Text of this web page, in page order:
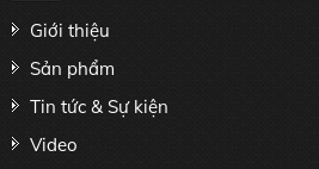
Giới thiệu
Sản phẩm
Tin tức & Sự kiện
Video